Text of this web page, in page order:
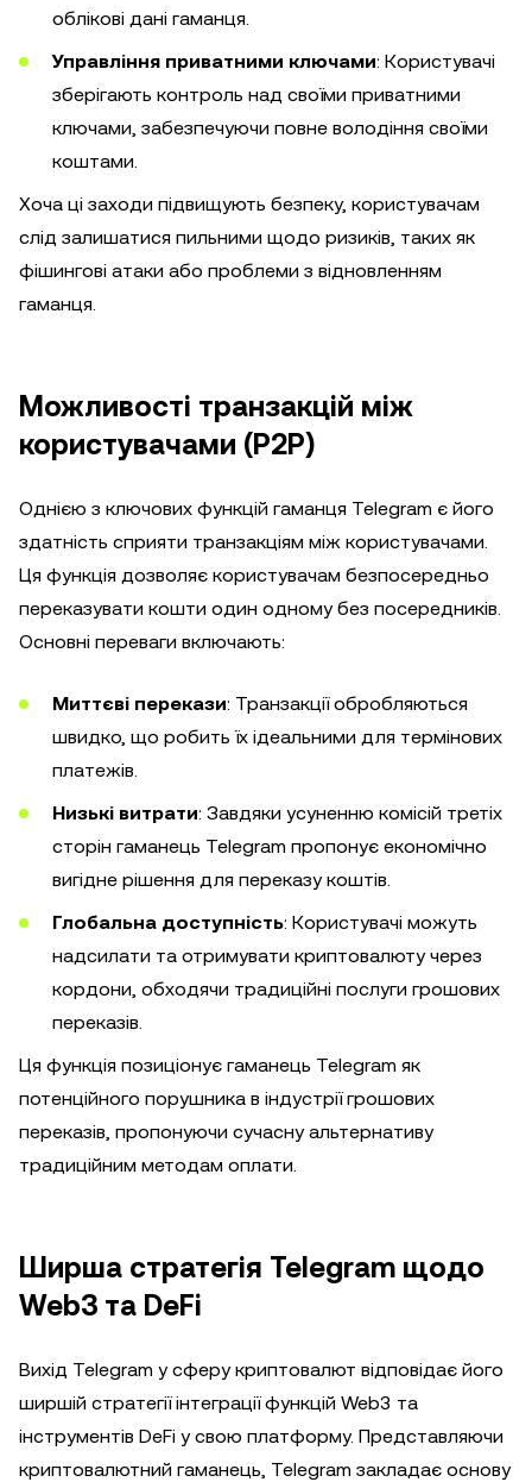
облікові дані гаманця.
Управління приватними ключами: Користувачі
зберігають контроль над своїми приватними
ключами, забезпечуючи повне володіння своїми
коштами.
Хоча ці заходи підвищують безпеку, користувачам
слід залишатися пильними щодо ризиків, таких як
фішингові атаки або проблеми з відновленням
гаманця.
Можливості транзакцій між
користувачами (P2P)
Однією з ключових функцій гаманця Telegram є його
здатність сприяти транзакціям між користувачами.
Ця функція дозволяє користувачам безпосередньо
переказувати кошти один одному без посередників.
Основні переваги включають:
Миттєві перекази: Транзакції обробляються
швидко, що робить їх ідеальними для термінових
платежів.
Низькі витрати: Завдяки усуненню комісій третіх
сторін гаманець Telegram пропонує економічно
вигідне рішення для переказу коштів.
Глобальна доступність: Користувачі можуть
надсилати та отримувати криптовалюту через
кордони, обходячи традиційні послуги грошових
переказів.
Ця функція позиціонує гаманець Telegram як
потенційного порушника в індустрії грошових
переказів, пропонуючи сучасну альтернативу
традиційним методам оплати.
Ширша стратегія Telegram щодо
Web3 та DeFi
Вихід Telegram у сферу криптовалют відповідає його
ширшій стратегії інтеграції функцій Web3 та
інструментів DeFi у свою платформу. Представляючи
криптовалютний гаманець, Telegram закладає основу